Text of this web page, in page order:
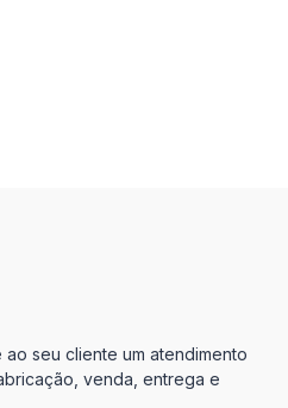
seu cliente um atendimento
venda, entrega e